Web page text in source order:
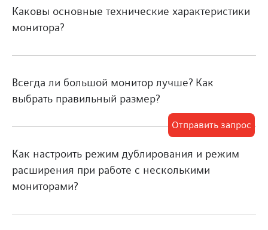
Каковы основные технические характеристики
монитора?
Всегда ли большой монитор лучше? Как
выбрать правильный размер?
Как настроить режим дублирования и режим
расширения при работе с несколькими
мониторами?
Отправить запрос